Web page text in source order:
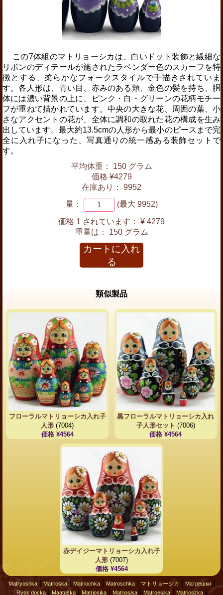
この7体組のマトリョーシカは、白いドット装飾と繊細な
リボンのディテールが施されたラベンダー色のスカーフを特
徴とする、柔らかなフォークスタイルで手描きされていま
す。各人形は、青い目、赤みのある頬、金色の髪を持ち、胴
体には濃い背景の上に、ピンク・白・グリーンの花柄モチー
フが重ねて描かれています。中央の大きな花、周囲の葉、小
さなアクセントの花が、全体に調和の取れた花の構成を生み
出しています。最大約13.5cmの人形から最小のピースまで完
全に入れ子になった、写真通りの統一感ある装飾セットで
す。
平均体重： 150 グラム
価格 ¥4279
在庫あり： 9952
量： (最大 9952)
価格 1 されています：
¥ 4279
重量は： 150 グラム
カートに入れ
る
類似製品
フローラルマトリョーシカ入れ子
人形 (7004)
価格 ¥4564
黒フローラルマトリョーシカ入れ
子人形セット (7006)
価格 ¥4564
赤デイジーマトリョーシカ入れ子
人形 (7007)
価格 ¥4564
Matryoshka| Matrioska| Matriochka| Matroschka| マトリョーシカ Матрешки|
Rysk docka| Maatuska| Matrjosjka| Matrjosjka| Matroesjka| Matrioszka|